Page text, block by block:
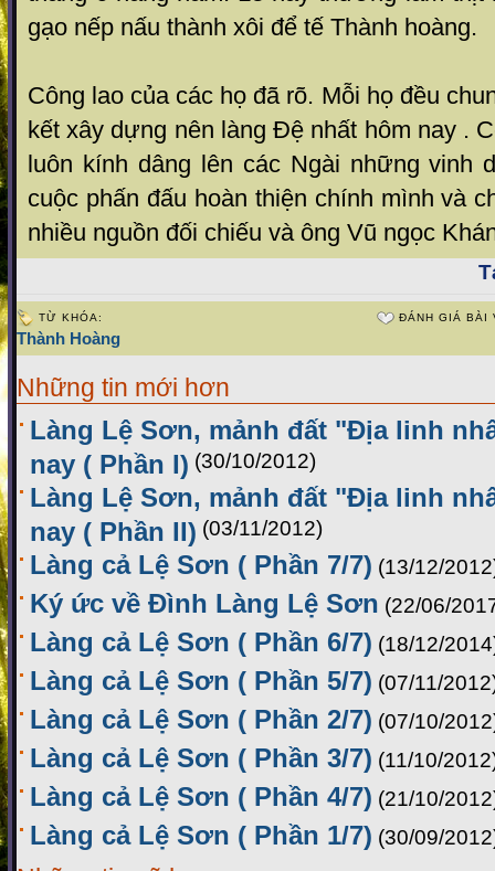
gạo nếp nấu thành xôi để tế Thành hoàng.
Công lao của các họ đã rõ. Mỗi họ đều
kết xây dựng nên làng Đệ nhất hôm nay .
luôn kính dâng lên các Ngài những vinh
cuộc phấn đấu hoàn thiện chính mình và
nhiều nguồn đối chiếu và ông Vũ ngọc
TỪ KHÓA:
Thành Hoàng
ĐÁNH GIÁ BÀI
Những tin mới hơn
Làng Lệ Sơn, mảnh đất "Địa linh
nay ( Phần I) (30/10/2012)
Làng Lệ Sơn, mảnh đất "Địa linh
nay ( Phần II) (03/11/2012)
Làng cả Lệ Sơn ( Phần 7/7) (13/12/
Ký ức về Đình Làng Lệ Sơn (22/06/
Làng cả Lệ Sơn ( Phần 6/7) (18/12/
Làng cả Lệ Sơn ( Phần 5/7) (07/11/
Làng cả Lệ Sơn ( Phần 2/7) (07/10/
Làng cả Lệ Sơn ( Phần 3/7) (11/10/
Làng cả Lệ Sơn ( Phần 4/7) (21/10/
Làng cả Lệ Sơn ( Phần 1/7) (30/09/